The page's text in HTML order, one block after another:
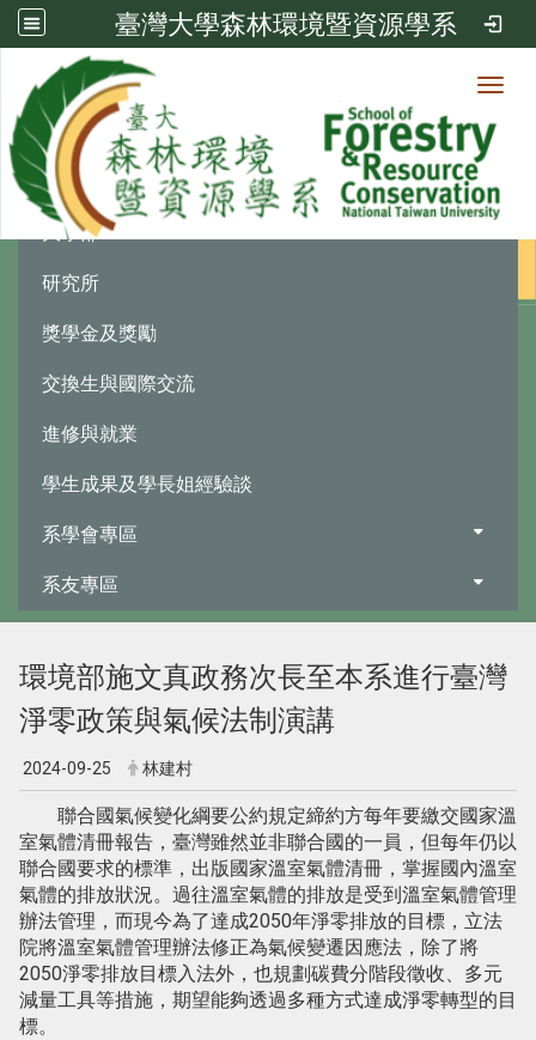
臺灣大學森林環境暨資源學系
學生園地
大學部
研究所
獎學金及獎勵
交換生與國際交流
進修與就業
學生成果及學長姐經驗談
系學會專區
系友專區
環境部施文真政務次長至本系進行臺灣
淨零政策與氣候法制演講
2024-09-25 林建村
聯合國氣候變化綱要公約規定締約方每年要繳交國家溫
室氣體清冊報告，臺灣雖然並非聯合國的一員，但每年仍以
聯合國要求的標準，出版國家溫室氣體清冊，掌握國內溫室
氣體的排放狀況。過往溫室氣體的排放是受到溫室氣體管理
辦法管理，而現今為了達成2050年淨零排放的目標，立法
院將溫室氣體管理辦法修正為氣候變遷因應法，除了將
2050淨零排放目標入法外，也規劃碳費分階段徵收、多元
減量工具等措施，期望能夠透過多種方式達成淨零轉型的目
標。